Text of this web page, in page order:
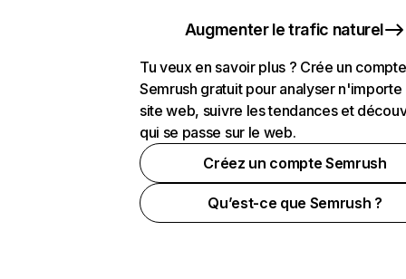
Augmenter le trafic naturel
Tu veux en savoir plus ? Crée un compte
Semrush gratuit pour analyser n'importe
site web, suivre les tendances et
qui se passe sur le web.
Créez un compte Semrush
Qu’est-ce que Semrush ?